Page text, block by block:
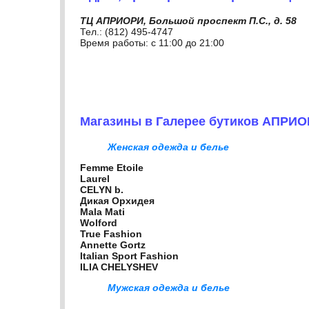
ТЦ АПРИОРИ, Большой проспект П.С., д. 58
Тел.: (812) 495-4747
Время работы: с 11:00 до 21:00
Магазины в Галерее бутиков
Женская одежда и белье
Femme Etoile
Laurel
CELYN b.
Дикая Орхидея
Mala Mati
Wolford
True Fashion
Annette Gortz
Italian Sport Fashion
ILIA CHELYSHEV
Мужская одежда и белье